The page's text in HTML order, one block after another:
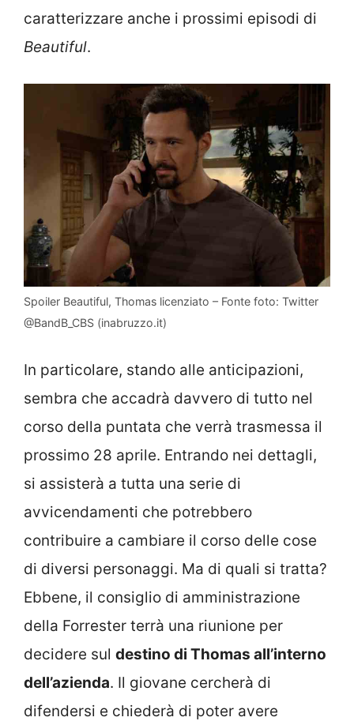
caratterizzare anche i prossimi episodi di
Beautiful.
Spoiler Beautiful, Thomas licenziato – Fonte foto: Twitter
@BandB_CBS (inabruzzo.it)
In particolare, stando alle anticipazioni,
sembra che accadrà davvero di tutto nel
corso della puntata che verrà trasmessa il
prossimo 28 aprile. Entrando nei dettagli,
si assisterà a tutta una serie di
avvicendamenti che potrebbero
contribuire a cambiare il corso delle cose
di diversi personaggi. Ma di quali si tratta?
Ebbene, il consiglio di amministrazione
della Forrester terrà una riunione per
decidere sul destino di Thomas all’interno
dell’azienda. Il giovane cercherà di
difendersi e chiederà di poter avere